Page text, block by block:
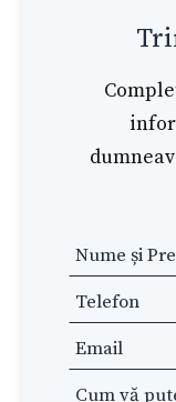
Leave
this
field
blank